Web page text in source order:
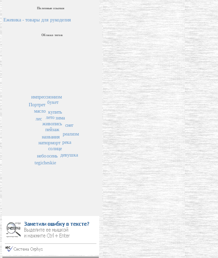
Полезные ссылки
Ежевика - товары для рукоделия
Облако тегов
пейзаж
названия
живопись
лето
натюрморт
купить
солнце
лес зима
осень
букет
масло
река
снег
tegicheskie
реализм
небо
импрессионизм
Портрет
девушка